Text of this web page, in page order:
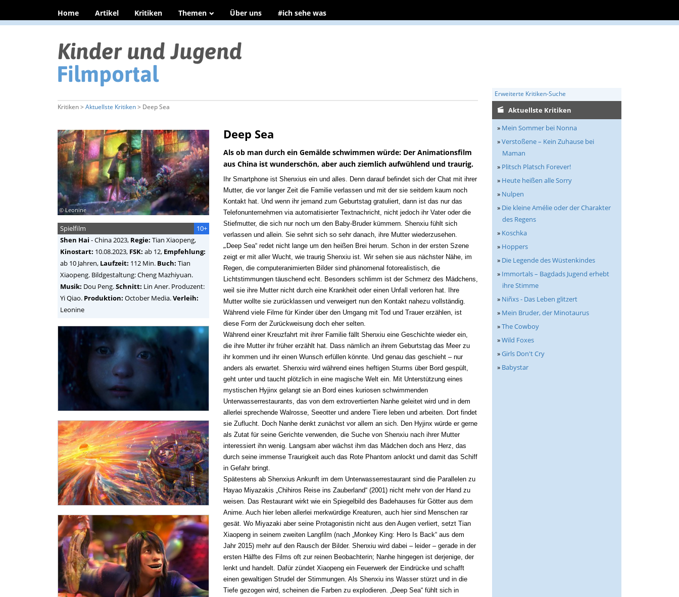
Home Artikel Kritiken Themen Über uns #ich sehe was
Erweiterte Kritiken-Suche
Kritiken > Aktuellste Kritiken> Deep Sea
Deep Sea
Als ob man durch ein Gemälde schwimmen würde: Der Animationsfilm
aus China ist wunderschön, aber auch ziemlich aufwühlend und traurig.
Ihr Smartphone ist Shenxius ein und alles. Denn darauf befindet sich der Chat mit ihrer
Mutter, die vor langer Zeit die Familie verlassen und mit der sie seitdem kaum noch
Kontakt hat. Und wenn ihr jemand zum Geburtstag gratuliert, dann ist das nur das
Telefonunternehmen via automatisierter Textnachricht, nicht jedoch ihr Vater oder die
Stiefmutter, die sich nur noch um den Baby-Bruder kümmern. Shenxiu fühlt sich
verlassen und allein. Sie sehnt sich so sehr danach, ihre Mutter wiederzusehen.
„ Deep Sea“ redet nicht lange um den heißen Brei herum. Schon in der ersten Szene
zeigt er mit aller Wucht, wie traurig Shenxiu ist. Wir sehen sie aus nächster Nähe, im
Regen, die computeranimierten Bilder sind phänomenal fotorealistisch, die
Lichtstimmungen täuschend echt. Besonders schlimm ist der Schmerz des Mädchens,
weil sie ihre Mutter nicht durch eine Krankheit oder einen Unfall verloren hat. Ihre
Mutter wollte sie zurücklassen und verweigert nun den Kontakt nahezu vollständig.
Während viele Filme für Kinder über den Umgang mit Tod und Trauer erzählen, ist
diese Form der Zurückweisung doch eher selten.
Während einer Kreuzfahrt mit ihrer Familie fällt Shenxiu eine Geschichte wieder ein,
die ihre Mutter ihr früher erzählt hat. Dass nämlich an ihrem Geburtstag das Meer zu
ihr kommen und ihr einen Wunsch erfüllen könnte. Und genau das geschieht – nur
anders als erwartet. Shenxiu wird während eines heftigen Sturms über Bord gespült,
geht unter und taucht plötzlich in eine magische Welt ein. Mit Unterstützung eines
mystischen Hyjinx gelangt sie an Bord eines kuriosen schwimmenden
Unterwasserrestaurants, das von dem extrovertierten Nanhe geleitet wird und in dem
allerlei sprechende Walrosse, Seeotter und andere Tiere leben und arbeiten. Dort findet
sie Zuflucht. Doch Nanhe denkt zunächst vor allem an sich. Den Hyjinx würde er gerne
als Zutat für seine Gerichte verwenden, die Suche von Shenxiu nach ihrer Mutter
interessiert ihn wenig. Langsam aber wächst ihm das Mädchen doch ans Herz, das
durch seine immense Traurigkeit auch das Rote Phantom anlockt und damit das Schiff
in Gefahr bringt.
Spätestens ab Shenxius Ankunft im dem Unterwasserrestaurant sind die Parallelen zu
Hayao Miyazakis „Chihiros Reise ins Zauberland“ (2001) nicht mehr von der Hand zu
weisen. Das Restaurant wirkt wie ein Spiegelbild des Badehauses für Götter aus dem
Anime. Auch hier leben allerlei merkwürdige Kreaturen, auch hier sind Menschen rar
gesät. Wo Miyazaki aber seine Protagonistin nicht aus den Augen verliert, setzt Tian
Xiaopeng in seinem zweiten Langfilm (nach „Monkey King: Hero Is Back“ aus dem
Jahr 2015) mehr auf den Rausch der Bilder. Shenxiu wird dabei – leider – gerade in der
ersten Hälfte des Films oft zur reinen Beobachterin; Nanhe hingegen ist derjenige, der
lenkt und handelt. Dafür zündet Xiaopeng ein Feuerwerk der Eindrücke und schafft
einen gewaltigen Strudel der Stimmungen. Als Shenxiu ins Wasser stürzt und in die
Tiefe gezogen wird, scheinen die Farben zu explodieren. „Deep Sea“ fühlt sich in
© Leonine
10+
Spielfilm
Shen Hai -China2023, Regie: Tian Xiaopeng,
Kinostart: 10.08.2023, FSK: ab 12, Empfehlung:
ab 10 Jahren, Laufzeit: 112 Min. Buch: Tian
Xiaopeng. Bildgestaltung: Cheng Mazhiyuan.
Musik: Dou Peng.Schnitt: Lin Aner. Produzent:
Yi Qiao. Produktion: October Media.Verleih:
Leonine
Aktuellste Kritiken
» Mein Sommer bei Nonna
»Verstoßene – Kein Zuhause bei
Maman
» Plitsch Platsch Forever!
» Heute heißen alle Sorry
» Nulpen
» Die kleine Amélie oder der Charakter
des Regens
» Koschka
» Hoppers
» Die Legende des Wüstenkindes
» Immortals – Bagdads Jugend erhebt
ihre Stimme
» Niñxs - Das Leben glitzert
» Mein Bruder, der Minotaurus
»The Cowboy
»Wild Foxes
»Girls Don't Cry
» Babystar